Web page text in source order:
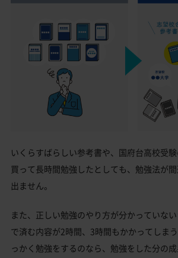
いくらすばらしい参考書や、国府台高校受
買って長時間勉強したとしても、勉強法が
出ません。
また、正しい勉強のやり方が分かっていな
で済む内容が2時間、3時間もかかってしま
っかく勉強をするのなら、勉強をした分の